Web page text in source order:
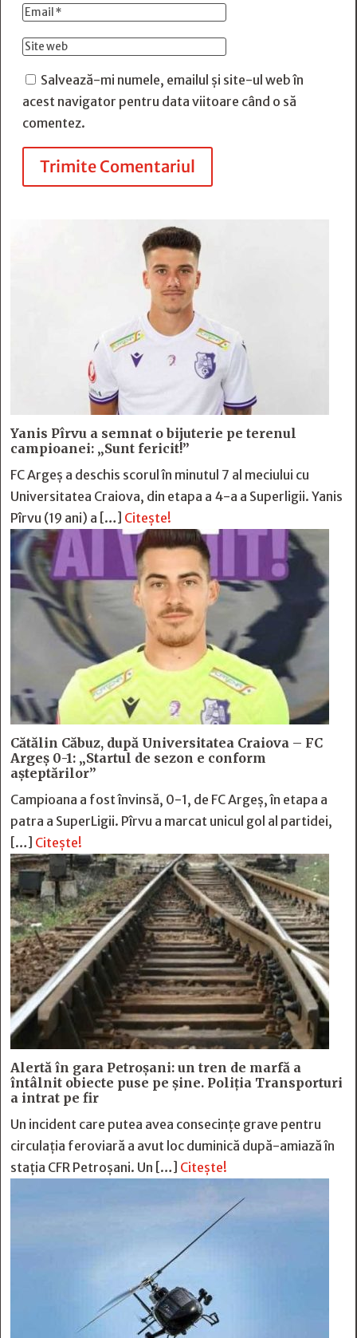
Salvează-mi numele, emailul și site-ul web în
acest navigator pentru data viitoare când o să
comentez.
Trimite Comentariul
Yanis Pîrvu a semnat o bijuterie pe terenul
campioanei: „Sunt fericit!”
FC Argeș a deschis scorul în minutul 7 al meciului cu
Universitatea Craiova, din etapa a 4-a a Superligii. Yanis
Pîrvu (19 ani) a […] Citește!
Cătălin Căbuz, după Universitatea Craiova – FC
Argeș 0-1: „Startul de sezon e conform
așteptărilor”
Campioana a fost învinsă, 0-1, de FC Argeș, în etapa a
patra a SuperLigii. Pîrvu a marcat unicul gol al partidei,
[…] Citește!
Alertă în gara Petroșani: un tren de marfă a
întâlnit obiecte puse pe șine. Poliția Transporturi
a intrat pe fir
Un incident care putea avea consecințe grave pentru
circulația feroviară a avut loc duminică după-amiază în
stația CFR Petroșani. Un […] Citește!